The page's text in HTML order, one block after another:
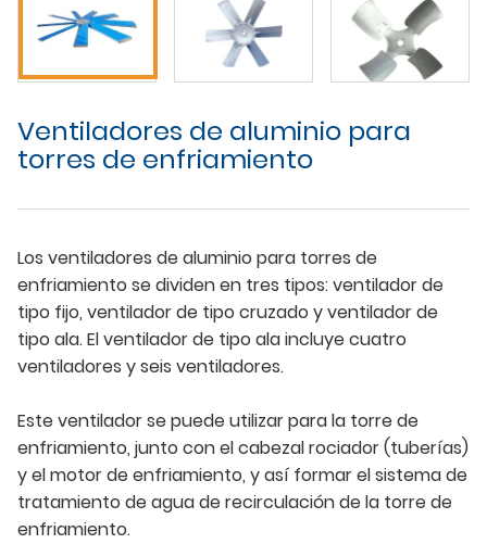
Ventiladores de aluminio para
torres de enfriamiento
Los ventiladores de aluminio para torres de
enfriamiento se dividen en tres tipos: ventilador de
tipo fijo, ventilador de tipo cruzado y ventilador de
tipo ala. El ventilador de tipo ala incluye cuatro
ventiladores y seis ventiladores.
Este ventilador se puede utilizar para la torre de
enfriamiento, junto con el cabezal rociador (tuberías)
y el motor de enfriamiento, y así formar el sistema de
tratamiento de agua de recirculación de la torre de
enfriamiento.